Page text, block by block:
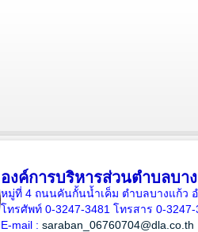
องค์การบริหารส่วนตำบลบา
หมู่ที่ 4 ถนนคันกั้นน้ำเค็ม ตำบลบางแก้ว
โทรศัพท์ 0-3247-3481 โทรสาร 0-3247-
E-mail : saraban_06760704@dla.co.th